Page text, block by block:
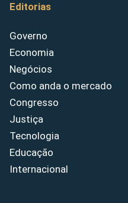
Editorias
Governo
Economia
Negócios
Como anda o mercado
Congresso
Justiça
Tecnologia
Educação
Internacional